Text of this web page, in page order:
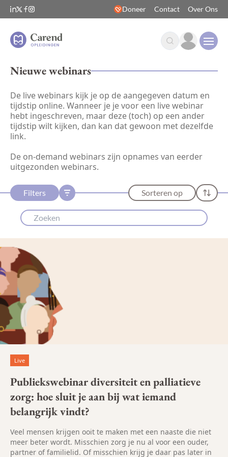
Doneer Contact Over Ons
Nieuwe webinars
De live webinars kijk je op de aangegeven datum en
tijdstip online. Wanneer je je voor een live webinar
hebt ingeschreven, maar deze (toch) op een ander
tijdstip wilt kijken, dan kan dat gewoon met dezelfde
link.
De on-demand webinars zijn opnames van eerder
uitgezonden webinars.
Filters Sorteren op
Live
Publiekswebinar diversiteit en palliatieve
zorg: hoe sluit je aan bij wat iemand
belangrijk vindt?
Veel mensen krijgen ooit te maken met een naaste die niet
meer beter wordt. Misschien zorg je nu al voor een ouder,
partner of familielid. Of misschien krijg je daar pas later in